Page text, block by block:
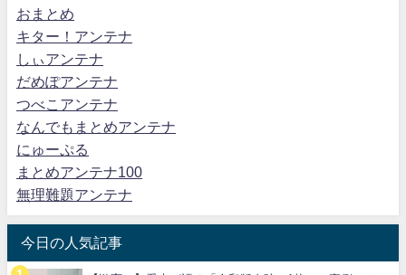
おまとめ
キター！アンテナ
しぃアンテナ
だめぽアンテナ
つべこアンテナ
なんでもまとめアンテナ
にゅーぷる
まとめアンテナ100
無理難題アンテナ
今日の人気記事